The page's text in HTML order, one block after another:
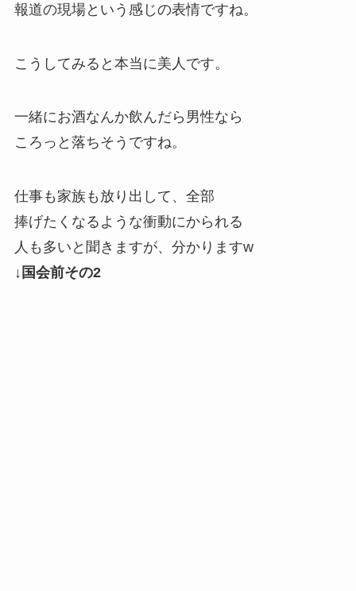
報道の現場という感じの表情ですね。
こうしてみると本当に美人です。
一緒にお酒なんか飲んだら男性なら
ころっと落ちそうですね。
仕事も家族も放り出して、全部
捧げたくなるような衝動にかられる
人も多いと聞きますが、分かりますw
↓国会前その2